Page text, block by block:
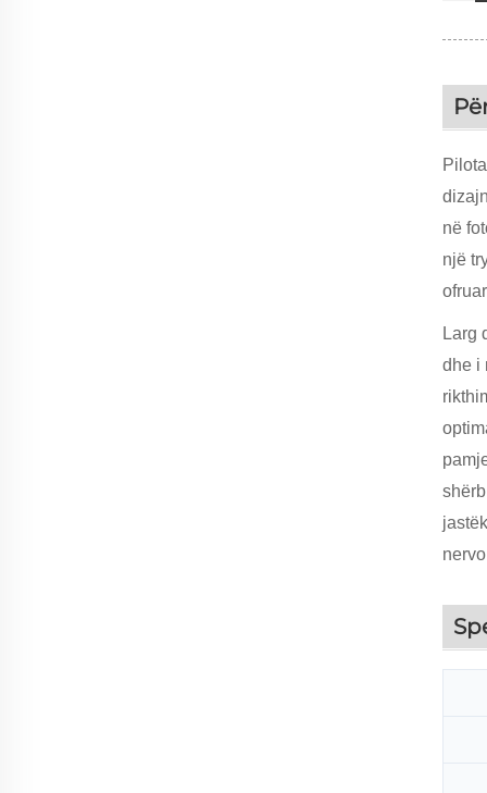
në
një
Larg
dhe i